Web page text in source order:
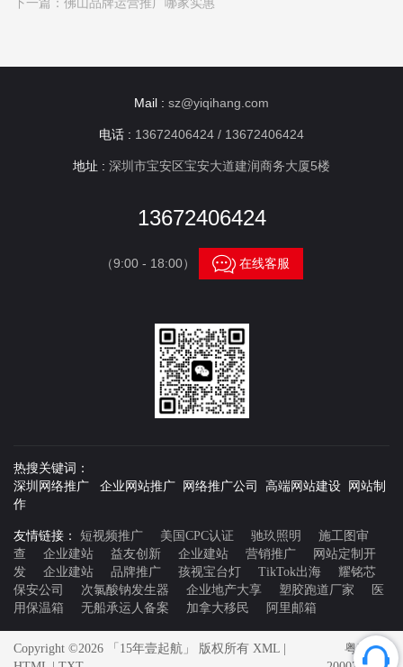
下一篇： 佛山品牌运营推广哪家实惠
Mail : sz@yiqihang.com
电话 : 13672406424 / 13672406424
地址 : 深圳市宝安区宝安大道建润商务大厦5楼
13672406424
（9:00 - 18:00） 在线客服
热搜关键词：
深圳网络推广 企业网站推广 网络推广公司 高端网站建设 网站制
作
友情链接： 短视频推广 美国CPC认证 驰玖照明
施工图审
查
企业建站 益友创新 企业建站 营销推广
网站定制开
发
企业建站 品牌推广 孩视宝台灯 TikTok出海
耀铭芯
保安公司
次氯酸钠发生器 企业地产大享 塑胶跑道厂家
医
用保温箱
无船承运人备案 加拿大移民 阿里邮箱
Copyright ©2026 「15年壹起航」 版权所有 XML |
粤ICP备